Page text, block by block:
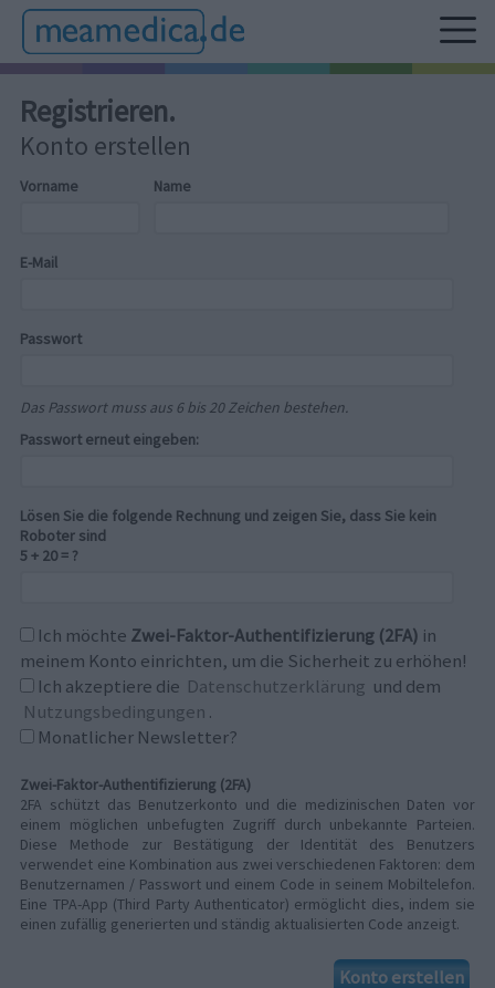
Registrieren.
Konto erstellen
Vorname Name
E-Mail
Passwort
Das Passwort muss aus 6 bis 20 Zeichen bestehen.
Passwort erneut eingeben:
Lösen Sie die folgende Rechnung und zeigen Sie, dass Sie kein
Roboter sind
5 + 20 = ?
Ich möchte Zwei-Faktor-Authentifizierung (2FA) in
meinem Konto einrichten, um die Sicherheit zu erhöhen!
Ich akzeptiere die Datenschutzerklärung und dem
Nutzungsbedingungen .
Monatlicher Newsletter?
Zwei-Faktor-Authentifizierung (2FA)
2FA schützt das Benutzerkonto und die medizinischen Daten vor
einem möglichen unbefugten Zugriff durch unbekannte Parteien.
Diese Methode zur Bestätigung der Identität des Benutzers
verwendet eine Kombination aus zwei verschiedenen Faktoren: dem
Benutzernamen / Passwort und einem Code in seinem Mobiltelefon.
Eine TPA-App (Third Party Authenticator) ermöglicht dies, indem sie
einen zufällig generierten und ständig aktualisierten Code anzeigt.